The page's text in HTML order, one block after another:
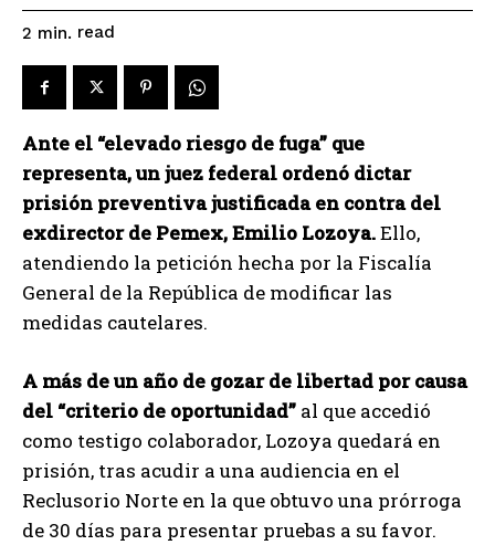
2 min. read
Ante el “elevado riesgo de fuga” que
representa, un juez federal ordenó dictar
prisión preventiva justificada en contra del
exdirector de Pemex, Emilio Lozoya.Ello,
atendiendo la petición hecha por la Fiscalía
General de la República de modificar las
medidas cautelares.
A más de un año de gozar de libertad por causa
del “criterio de oportunidad” al que accedió
como testigo colaborador, Lozoya quedará en
prisión, tras acudir a una audiencia en el
Reclusorio Norte en la que obtuvo una prórroga
de 30 días para presentar pruebas a su favor.